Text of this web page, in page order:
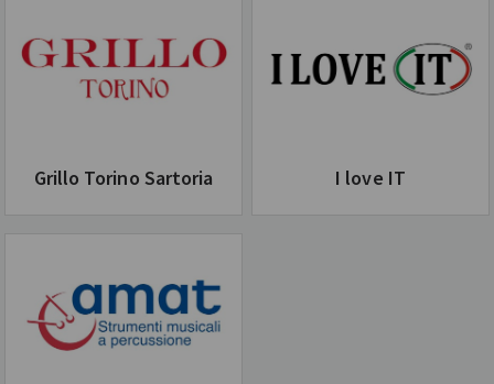
Grillo Torino Sartoria I love IT